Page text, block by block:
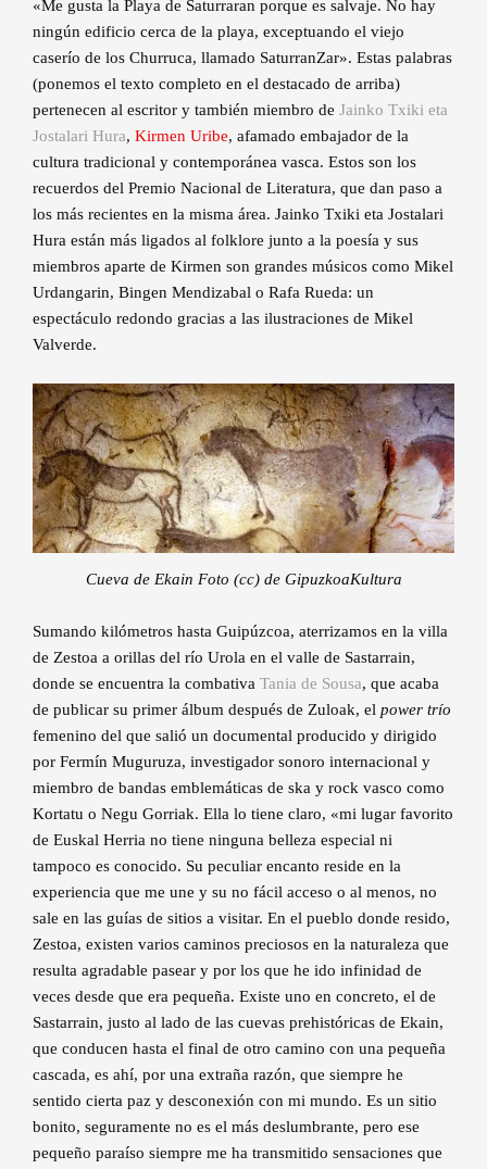
«Me gusta la Playa de Saturraran porque es salvaje. No hay
ningún edificio cerca de la playa, exceptuando el viejo
caserío de los Churruca, llamado SaturranZar». Estas palabras
(ponemos el texto completo en el destacado de arriba)
pertenecen al escritor y también miembro de Jainko Txiki eta
Jostalari Hura, Kirmen Uribe, afamado embajador de la
cultura tradicional y contemporánea vasca. Estos son los
recuerdos del Premio Nacional de Literatura, que dan paso a
los más recientes en la misma área. Jainko Txiki eta Jostalari
Hura están más ligados al folklore junto a la poesía y sus
miembros aparte de Kirmen son grandes músicos como Mikel
Urdangarin, Bingen Mendizabal o Rafa Rueda: un
espectáculo redondo gracias a las ilustraciones de Mikel
Valverde.
Cueva de Ekain Foto (cc) de GipuzkoaKultura
Sumando kilómetros hasta Guipúzcoa, aterrizamos en la villa
de Zestoa a orillas del río Urola en el valle de Sastarrain,
donde se encuentra la combativa Tania de Sousa, que acaba
de publicar su primer álbum después de Zuloak, el power trío
femenino del que salió un documental producido y dirigido
por Fermín Muguruza, investigador sonoro internacional y
miembro de bandas emblemáticas de ska y rock vasco como
Kortatu o Negu Gorriak. Ella lo tiene claro, «mi lugar favorito
de Euskal Herria no tiene ninguna belleza especial ni
tampoco es conocido. Su peculiar encanto reside en la
experiencia que me une y su no fácil acceso o al menos, no
sale en las guías de sitios a visitar. En el pueblo donde resido,
Zestoa, existen varios caminos preciosos en la naturaleza que
resulta agradable pasear y por los que he ido infinidad de
veces desde que era pequeña. Existe uno en concreto, el de
Sastarrain, justo al lado de las cuevas prehistóricas de Ekain,
que conducen hasta el final de otro camino con una pequeña
cascada, es ahí, por una extraña razón, que siempre he
sentido cierta paz y desconexión con mi mundo. Es un sitio
bonito, seguramente no es el más deslumbrante, pero ese
pequeño paraíso siempre me ha transmitido sensaciones que